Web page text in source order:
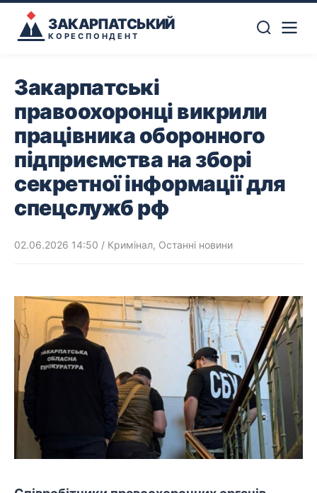
ЗАКАРПАТСЬКИЙ
КОРЕСПОНДЕНТ
Закарпатські
правоохоронці викрили
працівника оборонного
підприємства на зборі
секретної інформації для
спецслужб рф
02.06.2026 14:50 / Кримінал, Останні новини